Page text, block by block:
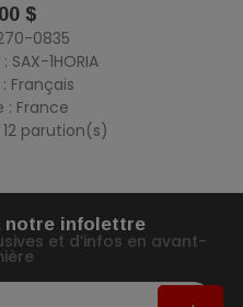
$
0835
1HORIA
Français
: France
parution(s)
notre infolettre
et d’infos en avant-